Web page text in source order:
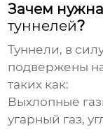
Зачем нужна
туннелей?
Туннели, в
подвержены
таких как:
Выхлопные
угарный газ,